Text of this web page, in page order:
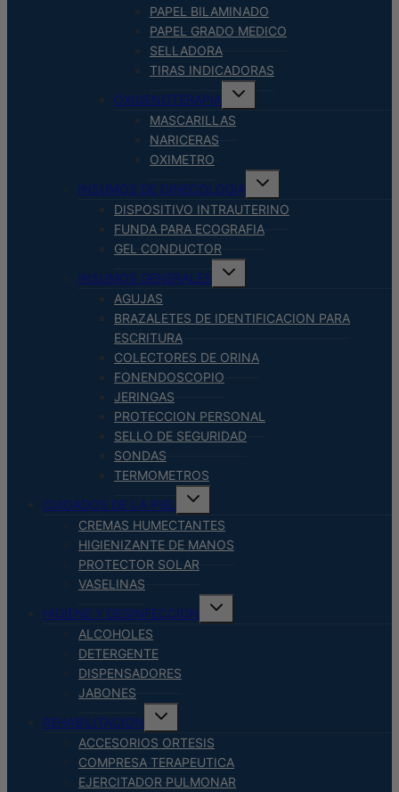
PAPEL BILAMINADO
PAPEL GRADO MEDICO
SELLADORA
TIRAS INDICADORAS
OXIGENOTERAPIA
Alternar
hijo
MASCARILLAS
NARICERAS
OXIMETRO
INSUMOS DE GINECOLOGIA
Alternar
hijo
DISPOSITIVO INTRAUTERINO
FUNDA PARA ECOGRAFIA
GEL CONDUCTOR
INSUMOS GENERALES
Alternar
AGUJAS
BRAZALETES DE IDENTIFICACION PARA
ESCRITURA
COLECTORES DE ORINA
FONENDOSCOPIO
JERINGAS
PROTECCION PERSONAL
SELLO DE SEGURIDAD
SONDAS
TERMOMETROS
CUIDADOS DE LA PIEL
Alternar
hijo
CREMAS HUMECTANTES
HIGIENIZANTE DE MANOS
PROTECTOR SOLAR
VASELINAS
HIGIENE Y DESINFECCION
Alternar
ALCOHOLES
DETERGENTE
DISPENSADORES
JABONES
REHABILITACION
Alternar
hijo
ACCESORIOS ORTESIS
COMPRESA TERAPEUTICA
EJERCITADOR PULMONAR